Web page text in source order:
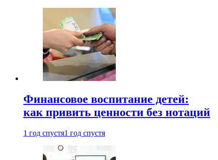
Финансовое воспитание детей:
как привить ценности без нотаций
1 год спустя1 год спустя